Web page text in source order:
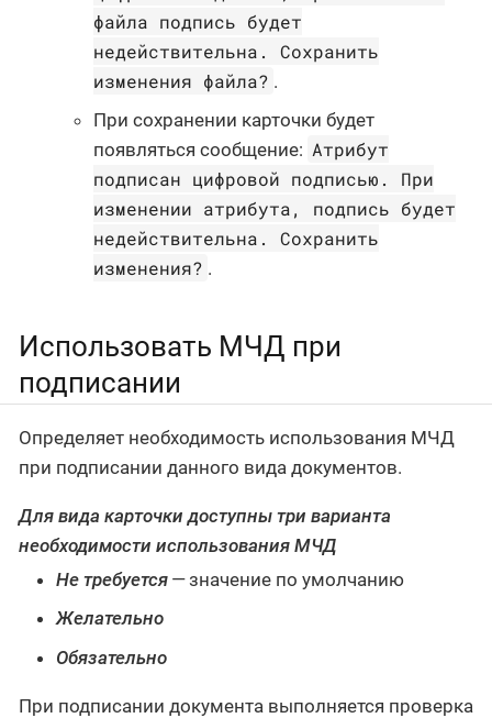
файла подпись будет
недействительна. Сохранить
изменения файла? .
При сохранении карточки будет
появляться сообщение: Атрибут
подписан цифровой подписью. При
изменении атрибута, подпись будет
недействительна. Сохранить
изменения? .
Использовать МЧД при
подписании
Определяет необходимость использования МЧД
при подписании данного вида документов.
Для вида карточки доступны три варианта
необходимости использования МЧД
Не требуется — значение по умолчанию
Желательно
Обязательно
При подписании документа выполняется проверка